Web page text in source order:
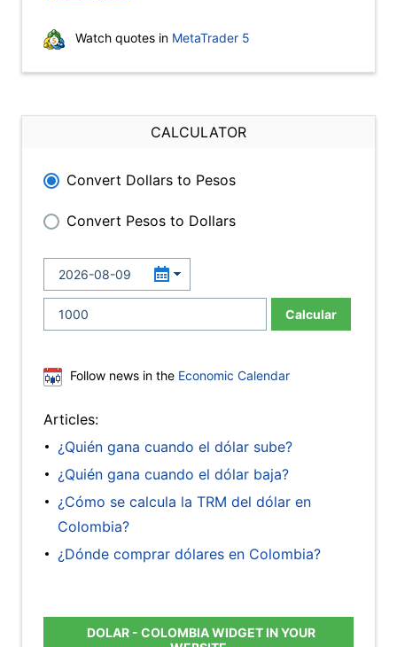
Watch quotes in MetaTrader 5
CALCULATOR
Convert Dollars to Pesos
Convert Pesos to Dollars
Calcular
Follow news in the Economic Calendar
Articles:
¿Quién gana cuando el dólar sube?
¿Quién gana cuando el dólar baja?
¿Cómo se calcula la TRM del dólar en
Colombia?
¿Dónde comprar dólares en Colombia?
DOLAR - COLOMBIA WIDGET IN YOUR